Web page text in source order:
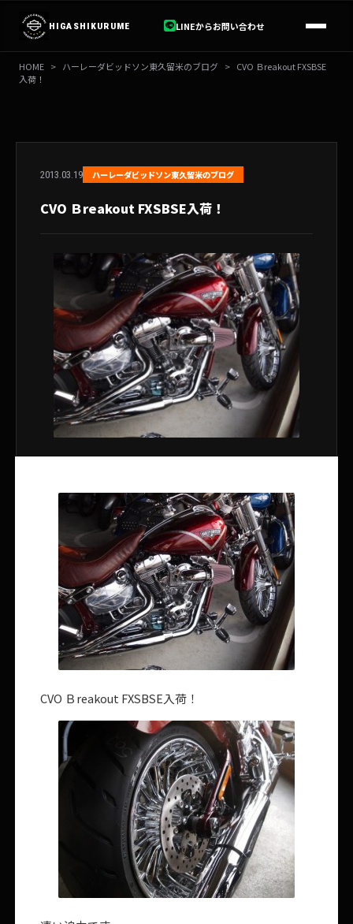
ス
HIGASHIKURUME LINEからお問い合わせ
HOME > ハーレーダビッドソン東久留米のブログ > CVO Ｂreakout FXSBSE
入荷！
2013.03.19 ハーレーダビッドソン東久留米のブログ
CVO Ｂreakout FXSBSE入荷！
CVO Ｂreakout FXSBSE入荷！